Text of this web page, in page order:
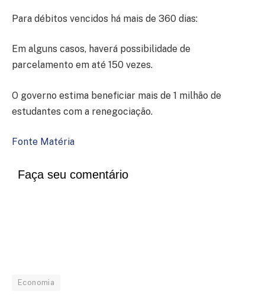
Para débitos vencidos há mais de 360 dias:
Em alguns casos, haverá possibilidade de
parcelamento em até 150 vezes.
O governo estima beneficiar mais de 1 milhão de
estudantes com a renegociação.
Fonte Matéria
Faça seu comentário
Economia